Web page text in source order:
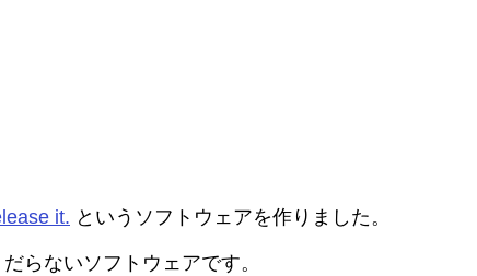
it. というソフトウェアを作りました。
らないソフトウェアです。